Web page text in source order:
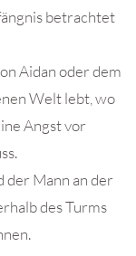
betrachtet
Aidan oder dem
Welt lebt, wo
Angst vor
der Mann an der
des Turms